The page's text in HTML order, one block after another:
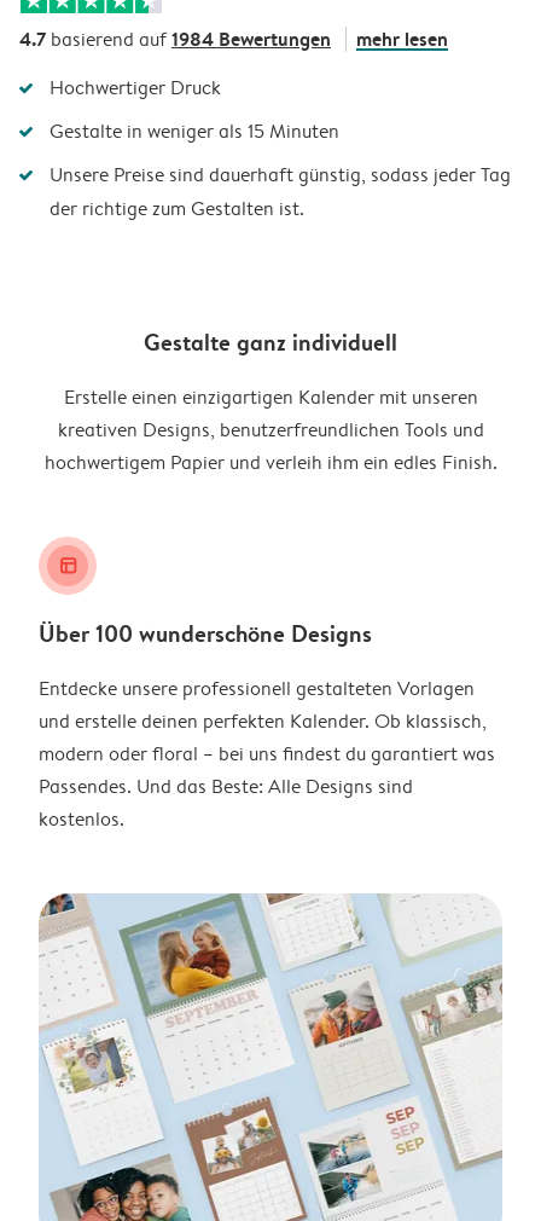
4.7 basierend auf1984 Bewertungen mehr lesen
Hochwertiger Druck
Gestalte in weniger als 15 Minuten
Unsere Preise sind dauerhaft günstig, sodass jeder Tag
der richtige zum Gestalten ist.
Gestalte ganz individuell
Erstelle einen einzigartigen Kalender mit unseren
kreativen Designs, benutzerfreundlichen Tools und
hochwertigem Papier und verleih ihm ein edles Finish.
layout_alt
Über 100 wunderschöne Designs
Entdecke unsere professionell gestalteten Vorlagen
und erstelle deinen perfekten Kalender. Ob klassisch,
modern oder floral – bei uns findest du garantiert was
Passendes. Und das Beste: Alle Designs sind
kostenlos.